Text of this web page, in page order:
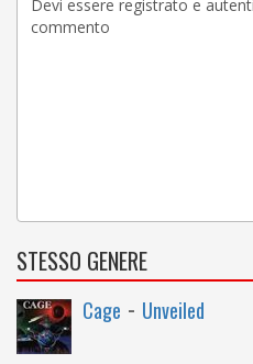
STESSO GENERE
Cage - Unveiled